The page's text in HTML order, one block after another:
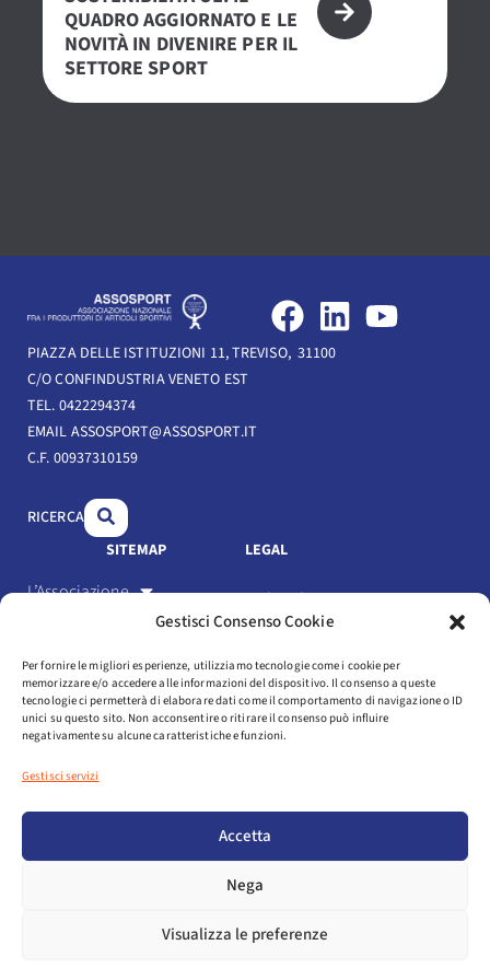
Gestisci Consenso Cookie
Per fornire le migliori esperienze, utilizziamo tecnologie come i cookie per
memorizzare e/o accedere alle informazioni del dispositivo. Il consenso a queste
tecnologie ci permetterà di elaborare dati come il comportamento di navigazione o ID
unici su questo sito. Non acconsentire o ritirare il consenso può influire
negativamente su alcune caratteristiche e funzioni.
Gestisci servizi
Accetta
Nega
Visualizza le preferenze
QUADRO AGGIORNATO E LE
NOVITÀ IN DIVENIRE PER IL
SETTORE SPORT
F
a
c
L
i
Y
o
PIAZZA DELLE ISTITUZIONI 11, TREVISO, 31100
C/O CONFINDUSTRIA VENETO EST
TEL. 0422294374
EMAIL ASSOSPORT@ASSOSPORT.IT
C.F. 00937310159
RICERCA
SITEMAP
L’Associazione
Il settore
Servizi
LEGAL
Link Utili
Cookie Policy
NEWSLETTER
AREA ASSOCIATI
COPYRIGHT © 2025 ASSOSPORT. ALL RIGHTS RESERVED